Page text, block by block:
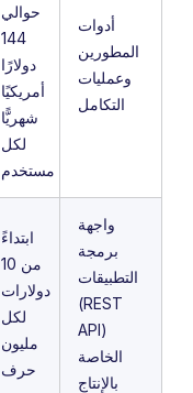
حوالي
144
دولارًا
أمريكيًا
شهريًّا
لكل
مستخدم
أدوات
المطورين
وعمليات
التكامل
ابتداءً
من 10
دولارات
لكل
مليون
حرف
واجهة
برمجة
التطبيقات
(REST
API)
الخاصة
بالإنتاج